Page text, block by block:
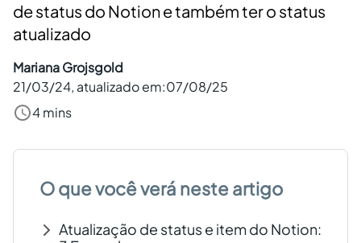
Entrar
Criar conta grátis
PT
de status do Notion e também ter o status
atualizado
Mariana Grojsgold
21/03/24, atualizado em:07/08/25
4 mins
O que você verá neste artigo
Atualização de status e item do Notion: